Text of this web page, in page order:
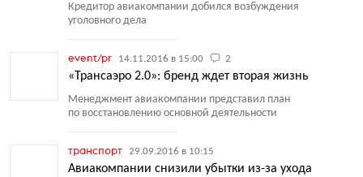
Кредитор авиакомпании добился возбуждения
уголовного дела
event/pr 14.11.2016 в 15:00 2
«Трансаэро 2.0»: бренд ждет вторая жизнь
Менеджмент авиакомпании представил план
по восстановлению основной деятельности
транспорт 29.09.2016 в 10:15
Авиакомпании снизили убытки из-за ухода